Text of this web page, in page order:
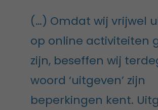
(…) Omdat wij vrijwel
op online activiteiten
zijn, beseffen wij
woord ‘uitgeven’ zijn
beperkingen kent.